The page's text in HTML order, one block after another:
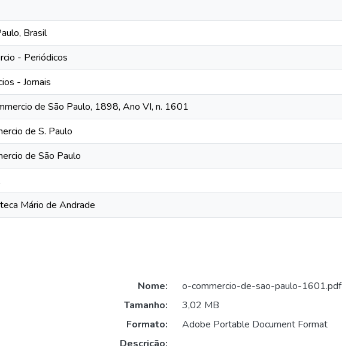
Brasil
- Periódicos
- Jornais
de São Paulo, 1898, Ano VI, n. 1601
de S. Paulo
de São Paulo
Mário de Andrade
Nome:
o-commercio-de-sao-paulo-1601.pdf
Tamanho:
3,02 MB
Formato:
Adobe Portable Document Format